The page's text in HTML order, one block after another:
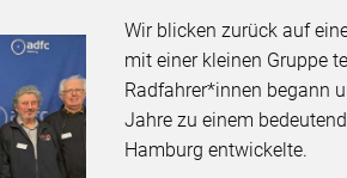
Wir blicken zurück auf
mit einer kleinen Gruppe
Radfahrer*innen begann
Jahre zu einem
Hamburg entwickelte.